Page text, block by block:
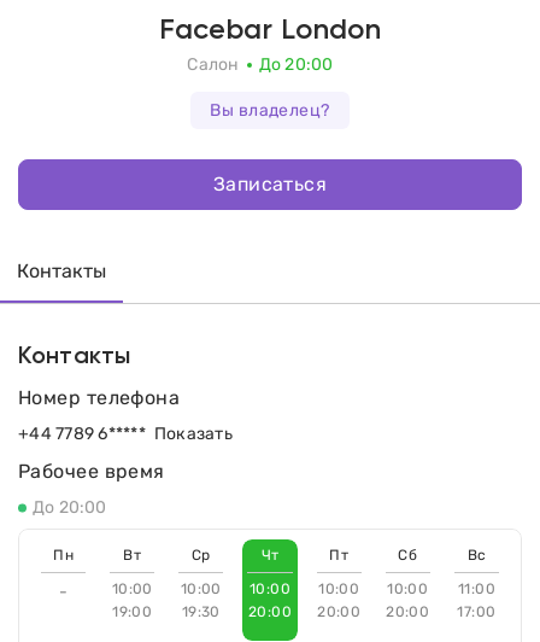
Facebar London
Салон До 20:00
Вы владелец?
Записаться
Контакты
Контакты
Рабочее время
До 20:00
Пн
-
Вт
10:00
19:00
Ср
10:00
19:30
Чт
10:00
20:00
Пт
10:00
20:00
Сб
10:00
20:00
Вс
11:00
17:00
Номер телефона
+44 7789 6***** Показать